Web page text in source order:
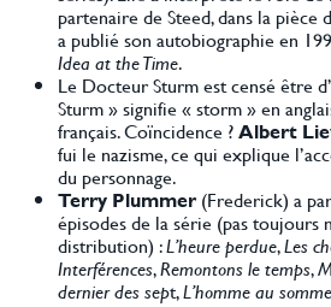
partenaire de Steed, dans la pièce
a publié son autobiographie en
Idea at the Time.
Le Docteur Sturm est censé être
Sturm » signifie « storm » en
français. Coïncidence ?Albert
fui le nazisme, ce qui explique
du personnage.
Terry Plummer (Frederick) a
épisodes de la série (pas toujours
distribution) :L’heure perdue,Les
Interférences,Remontons le temps,
dernier des sept,L’homme au